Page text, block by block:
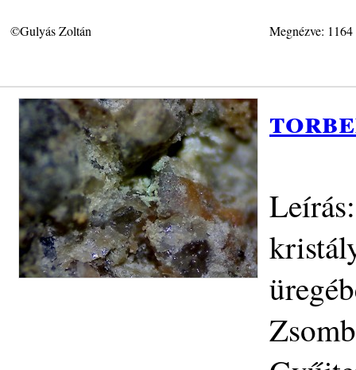
©Gulyás Zoltán Megnézve: